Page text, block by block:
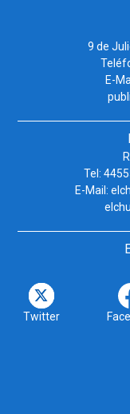
9 de
E-
Tel:
E-Mail:
Twitter